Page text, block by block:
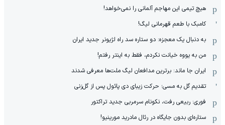
هیچ‌ تیمی این مهاجم آلمانی را نمی‌خواهد!
کامبک با طعم قهرمانی لیگ!
به دنبال یک معجزه: دو ستاره سد راه لژیونر جدید ایران
من به یووه خیانت نکردم، فقط به اینتر رفتم!
ایران جا ماند: برترین مدافعان لیگ ملت‌ها معرفی شدند
تقدیم گل به مسی؛ حرکت زیبای دی پائول پس از گل‌زنی
فوری: ربیعی رفت، نکونام سرمربی جدید تراکتور
ستاره‌ای بدون جایگاه در رئال مادرید مورینیو!